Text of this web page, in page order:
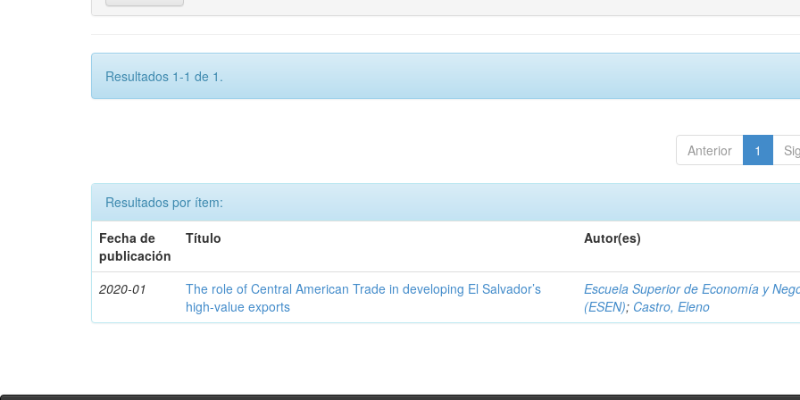
Resultados 1-1 de 1.
Anterior 1
Resultados por ítem:
Fecha de
publicación
Título Autor(es)
2020-01
The role of Central American Trade in developing El Salvador’s
high-value exports
Escuela Superior de Economía y
(ESEN); Castro, Eleno